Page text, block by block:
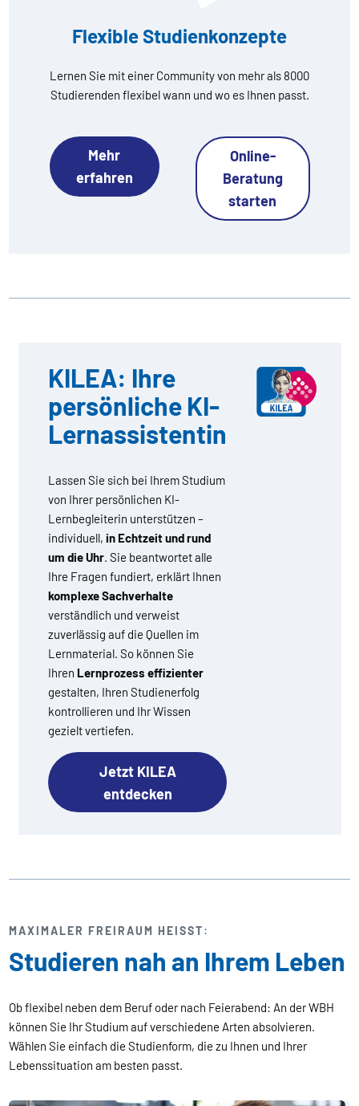
Flexible Studienkonzepte
Lernen Sie mit einer Community von mehr als 8000
Studierenden flexibel wann und wo es Ihnen passt.
Mehr
erfahren
Online-
Beratung
starten
KILEA: Ihre
persönliche KI-
Lernassistentin
Lassen Sie sich bei Ihrem Studium
von Ihrer persönlichen KI-
Lernbegleiterin unterstützen –
individuell, in Echtzeit und rund
um die Uhr. Sie beantwortet alle
Ihre Fragen fundiert, erklärt Ihnen
komplexe Sachverhalte
verständlich und verweist
zuverlässig auf die Quellen im
Lernmaterial. So können Sie
Ihren Lernprozess effizienter
gestalten, Ihren Studienerfolg
kontrollieren und Ihr Wissen
gezielt vertiefen.
Jetzt KILEA
entdecken
MAXIMALER FREIRAUM HEISST:
Studieren nah an Ihrem Leben
Ob flexibel neben dem Beruf oder nach Feierabend: An der WBH
können Sie Ihr Studium auf verschiedene Arten absolvieren.
Wählen Sie einfach die Studienform, die zu Ihnen und Ihrer
Lebenssituation am besten passt.